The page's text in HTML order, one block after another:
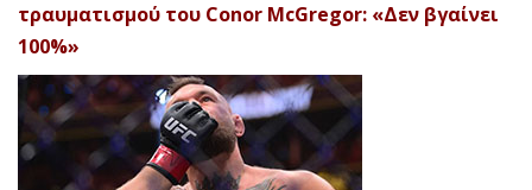
τραυματισμού του Conor McGregor: «Δεν βγαίνει
100%»